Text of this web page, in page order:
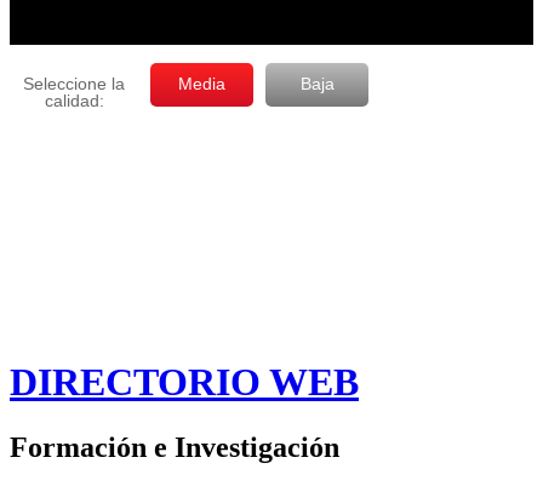
DIRECTORIO WEB
Formación e Investigación